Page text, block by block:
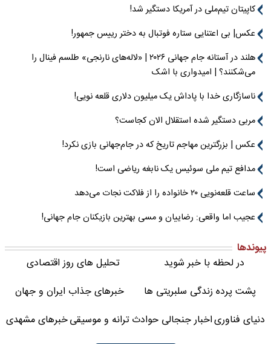
کاپیتان تیم‌ملی در آمریکا دستگیر شد!
عکس| بی اعتنایی ستاره فوتبال به دختر رییس جمهور!
هلند در آستانه جام جهانی ۲۰۲۶ | «لاله‌های نارنجی» طلسم فینال را
می‌شکنند؟ | امیدواری با اشک
ناسازگاری خدا با پاداش یک میلیون دلاری قلعه نویی!
مربی دستگیر شده استقلال الان کجاست؟
عکس | بزرگترین مهاجم تاریخ که در جام‌جهانی بازی نکرد!
مدافع تیم ملی سوئیس یک نابغه ریاضی است!
ساعت قلعه‌نویی ۲۰ خانواده را از فلاکت نجات می‌دهد
عجیب اما واقعی: رضاییان و مسی بهترین بازیکنان جام جهانی!
پیوندها
در لحظه با خبر شوید
تحلیل های روز اقتصادی
پشت پرده زندگی سلبریتی ها
خبرهای جذاب ایران و جهان
دنیای فناوریاخبار جنجالی حوادثترانه و موسیقیخبرهای مشهدی